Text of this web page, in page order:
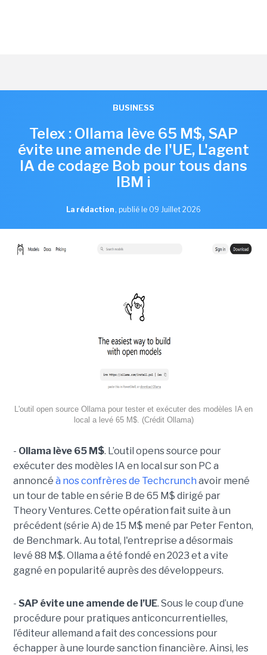
BUSINESS
Telex : Ollama lève 65 M$, SAP
évite une amende de l'UE, L'agent
IA de codage Bob pour tous dans
IBM i
La rédaction , publié le 09 Juillet 2026
L'outil open source Ollama pour tester et exécuter des modèles IA en
local a levé 65 M$. (Crédit Ollama)
- Ollama lève 65 M$. L’outil opens source pour
exécuter des modèles IA en local sur son PC a
annoncé à nos confrères de Techcrunch avoir mené
un tour de table en série B de 65 M$ dirigé par
Theory Ventures. Cette opération fait suite à un
précédent (série A) de 15 M$ mené par Peter Fenton,
de Benchmark. Au total, l'entreprise a désormais
levé 88 M$. Ollama a été fondé en 2023 et a vite
gagné en popularité auprès des développeurs.
- SAP évite une amende de l’UE. Sous le coup d’une
procédure pour pratiques anticoncurrentielles,
l’éditeur allemand a fait des concessions pour
échapper à une lourde sanction financière. Ainsi, les